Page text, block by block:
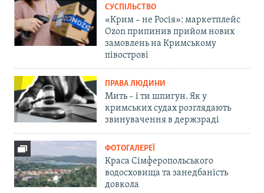
СУСПІЛЬСТВО
«Крим – не Росія»: маркетплейс
Ozon припинив прийом нових
замовлень на Кримському
півострові
ПРАВА ЛЮДИНИ
Мить – і ти шпигун. Як у
кримських судах розглядають
звинувачення в держзраді
ФОТОГАЛЕРЕЇ
Краса Сімферопольського
водосховища та занедбаність
довкола